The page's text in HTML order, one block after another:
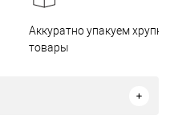
Аккуратно упакуем хрупкие
товары